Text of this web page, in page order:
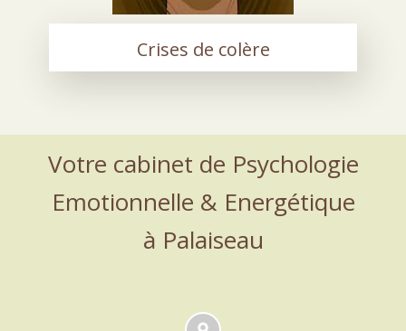
Crises de colère
Votre cabinet de Psychologie
Emotionnelle & Energétique
à Palaiseau